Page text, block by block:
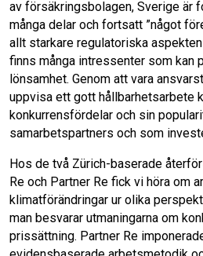
av försäkringsbolagen, Sverige är
många delar och fortsatt ”något
allt starkare regulatoriska
finns många intressenter som kan
lönsamhet. Genom att vara
uppvisa ett gott hållbarhetsarbete
konkurrensfördelar och sin
samarbetspartners och som
Hos de två Zürich-baserade
Re och Partner Re fick vi höra om
klimatförändringar ur olika
man besvarar utmaningarna om
prissättning. Partner Re